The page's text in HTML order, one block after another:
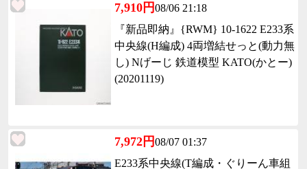
7,910円08/06 21:18
『新品即納』{RWM} 10-1622 E233系
中央線(H編成) 4両増結せっと(動力無
し) Nげーじ 鉄道模型 KATO(かとー)
(20201119)
7,972円08/07 01:37
E233系中央線(T編成・ぐりーん車組